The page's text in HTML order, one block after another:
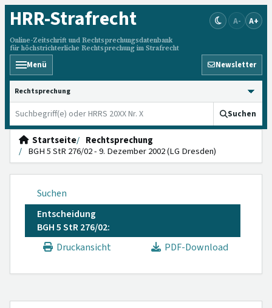
HRR-Strafrecht
Online-Zeitschrift und Rechtsprechungsdatenbank
für höchstrichterliche Rechtsprechung im Strafrecht
A- A+
Menü Newsletter
HRRS durchsuchen
Suchen
Startseite
Rechtsprechung
BGH 5 StR 276/02 - 9. Dezember 2002 (LG Dresden)
Suchen
Entscheidung
BGH 5 StR 276/02:
Druckansicht
PDF-Download